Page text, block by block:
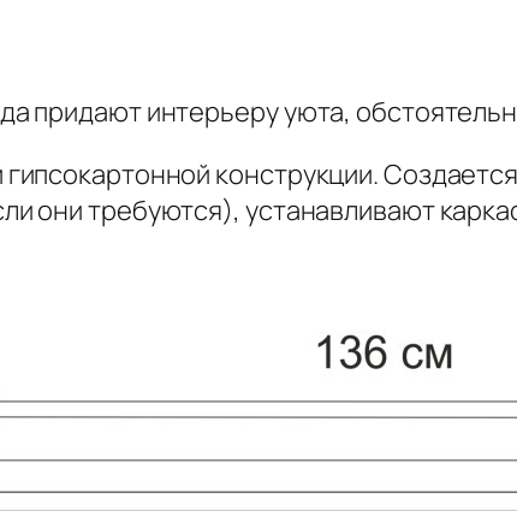
придают интерьеру уюта,
конструкции.
они требуются), устанавливают